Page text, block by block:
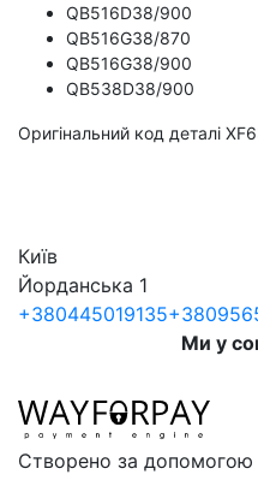
QB516D38/900
QB516G38/870
QB516G38/900
QB538D38/900
Оригінальний код деталі
Київ
Йорданська 1
+380445019135
Ми у
Створено за допомогою